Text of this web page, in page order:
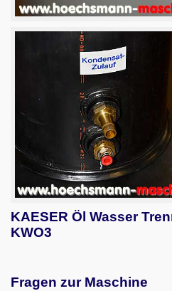
KAESER Öl Wasser
KWO3
Fragen zur Maschine